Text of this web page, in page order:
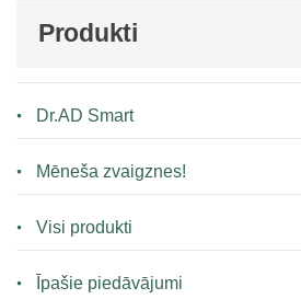
Produkti
Dr.AD Smart
Mēneša zvaigznes!
Visi produkti
Īpašie piedāvājumi